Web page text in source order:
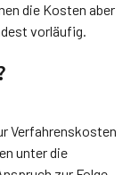
die Kosten aber
vorläufig.
Verfahrenskosten
unter die